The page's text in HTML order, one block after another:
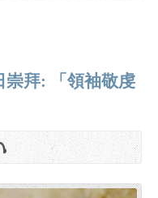
崇拜: 「領袖敬虔